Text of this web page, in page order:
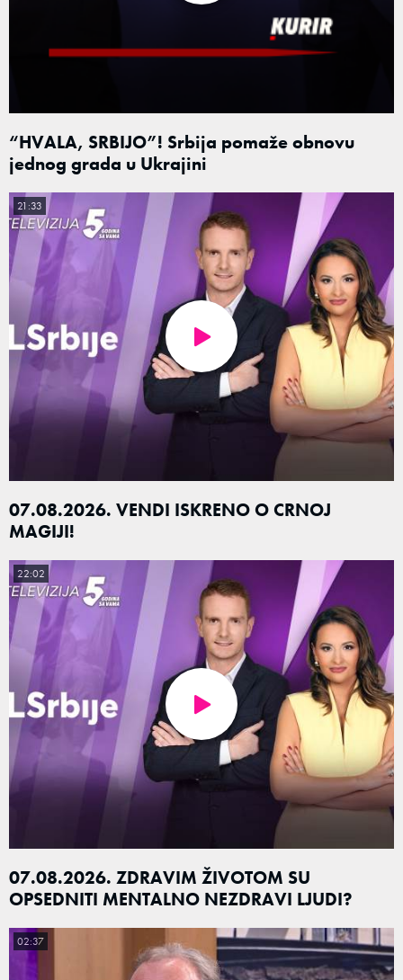
“HVALA, SRBIJO”! Srbija pomaže obnovu
jednog grada u Ukrajini
07.08.2026. VENDI ISKRENO O CRNOJ
MAGIJI!
21:33
07.08.2026. ZDRAVIM ŽIVOTOM SU
OPSEDNITI MENTALNO NEZDRAVI LJUDI?
22:02
02:37